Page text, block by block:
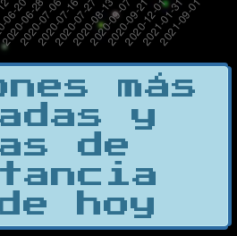
más
y
de
hoy